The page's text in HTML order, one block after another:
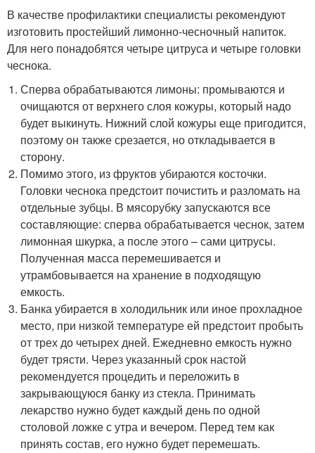
В качестве профилактики специалисты рекомендуют
изготовить простейший лимонно-чесночный напиток.
Для него понадобятся четыре цитруса и четыре головки
чеснока.
Сперва обрабатываются лимоны: промываются и
очищаются от верхнего слоя кожуры, который надо
будет выкинуть. Нижний слой кожуры еще пригодится,
поэтому он также срезается, но откладывается в
сторону.
Помимо этого, из фруктов убираются косточки.
Головки чеснока предстоит почистить и разломать на
отдельные зубцы. В мясорубку запускаются все
составляющие: сперва обрабатывается чеснок, затем
лимонная шкурка, а после этого – сами цитрусы.
Полученная масса перемешивается и
утрамбовывается на хранение в подходящую
емкость.
Банка убирается в холодильник или иное прохладное
место, при низкой температуре ей предстоит пробыть
от трех до четырех дней. Ежедневно емкость нужно
будет трясти. Через указанный срок настой
рекомендуется процедить и переложить в
закрывающуюся банку из стекла. Принимать
лекарство нужно будет каждый день по одной
столовой ложке с утра и вечером. Перед тем как
принять состав, его нужно будет перемешать.